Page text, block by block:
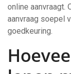
online aanvraagt.
aanvraag soepel
goedkeuring.